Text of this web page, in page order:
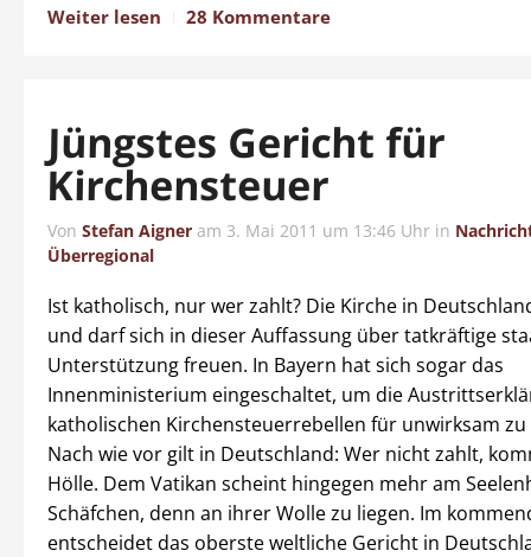
Weiter lesen 28 Kommentare
Jüngstes Gericht für
Kirchensteuer
Von Stefan Aigner am 3. Mai 2011 um 13:46 Uhr in
Überregional
Ist katholisch, nur wer zahlt? Die Kirche in
und darf sich in dieser Auffassung über tatkräftige
Unterstützung freuen. In Bayern hat sich sogar das
Innenministerium eingeschaltet, um die
katholischen Kirchensteuerrebellen für unwirksam
Nach wie vor gilt in Deutschland: Wer nicht zahlt,
Hölle. Dem Vatikan scheint hingegen mehr am
Schäfchen, denn an ihrer Wolle zu liegen. Im
entscheidet das oberste weltliche Gericht in